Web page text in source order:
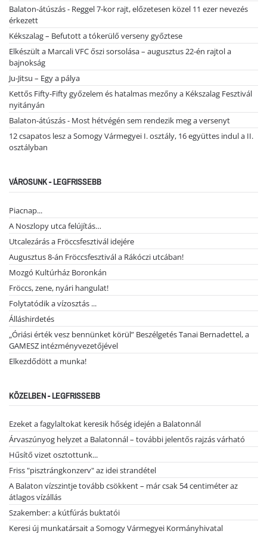
Balaton-átúszás - Reggel 7-kor rajt, előzetesen közel 11 ezer nevezés
érkezett
Kékszalag – Befutott a tókerülő verseny győztese
Elkészült a Marcali VFC őszi sorsolása – augusztus 22-én rajtol a
bajnokság
Ju-Jitsu – Egy a pálya
Kettős Fifty-Fifty győzelem és hatalmas mezőny a Kékszalag Fesztivál
nyitányán
Balaton-átúszás - Most hétvégén sem rendezik meg a versenyt
12 csapatos lesz a Somogy Vármegyei I. osztály, 16 együttes indul a II.
osztályban
VÁROSUNK - LEGFRISSEBB
Piacnap...
A Noszlopy utca felújítás…
Utcalezárás a Fröccsfesztivál idejére
Augusztus 8-án Fröccsfesztivál a Rákóczi utcában!
Mozgó Kultúrház Boronkán
Fröccs, zene, nyári hangulat!
Folytatódik a vízosztás ...
Álláshirdetés
„Óriási érték vesz bennünket körül” Beszélgetés Tanai Bernadettel, a
GAMESZ intézményvezetőjével
Elkezdődött a munka!
KÖZELBEN - LEGFRISSEBB
Ezeket a fagylaltokat keresik hőség idején a Balatonnál
Árvaszúnyog helyzet a Balatonnál – további jelentős rajzás várható
Hűsítő vizet osztottunk...
Friss "pisztrángkonzerv" az idei strandétel
A Balaton vízszintje tovább csökkent – már csak 54 centiméter az
átlagos vízállás
Szakember: a kútfúrás buktatói
Keresi új munkatársait a Somogy Vármegyei Kormányhivatal